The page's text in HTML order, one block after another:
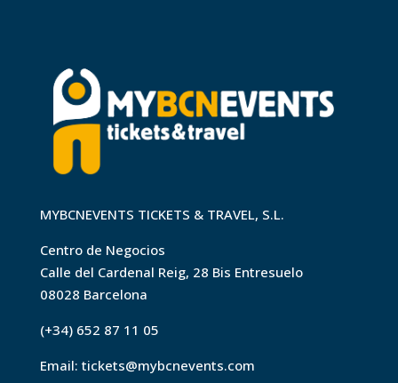
MYBCNEVENTS TICKETS & TRAVEL, S.L.
Centro de Negocios
Calle del Cardenal Reig, 28 Bis Entresuelo
08028 Barcelona
(+34) 652 87 11 05
Email: tickets@mybcnevents.com